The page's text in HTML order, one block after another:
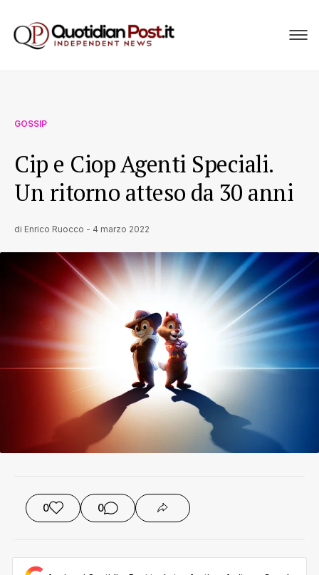
GOSSIP
Cip e Ciop Agenti Speciali.
Un ritorno atteso da 30 anni
di Enrico Ruocco - 4 marzo 2022
0 0